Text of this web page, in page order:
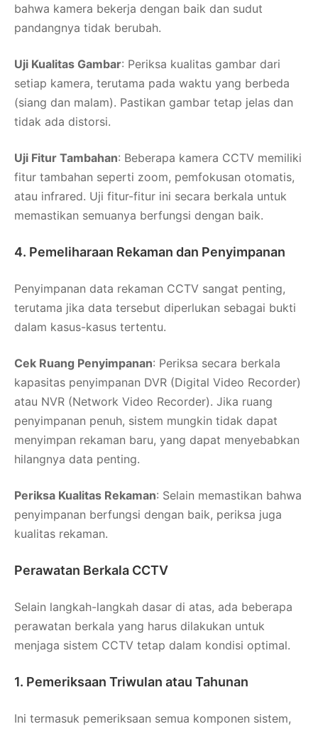
bahwa kamera bekerja dengan baik dan sudut
pandangnya tidak berubah.
Uji Kualitas Gambar: Periksa kualitas gambar dari
setiap kamera, terutama pada waktu yang berbeda
(siang dan malam). Pastikan gambar tetap jelas dan
tidak ada distorsi.
Uji Fitur Tambahan: Beberapa kamera CCTV memiliki
fitur tambahan seperti zoom, pemfokusan otomatis,
atau infrared. Uji fitur-fitur ini secara berkala untuk
memastikan semuanya berfungsi dengan baik.
4. Pemeliharaan Rekaman dan Penyimpanan
Penyimpanan data rekaman CCTV sangat penting,
terutama jika data tersebut diperlukan sebagai bukti
dalam kasus-kasus tertentu.
Cek Ruang Penyimpanan: Periksa secara berkala
kapasitas penyimpanan DVR (Digital Video Recorder)
atau NVR (Network Video Recorder). Jika ruang
penyimpanan penuh, sistem mungkin tidak dapat
menyimpan rekaman baru, yang dapat menyebabkan
hilangnya data penting.
Periksa Kualitas Rekaman: Selain memastikan bahwa
penyimpanan berfungsi dengan baik, periksa juga
kualitas rekaman.
Perawatan Berkala CCTV
Selain langkah-langkah dasar di atas, ada beberapa
perawatan berkala yang harus dilakukan untuk
menjaga sistem CCTV tetap dalam kondisi optimal.
1. Pemeriksaan Triwulan atau Tahunan
Ini termasuk pemeriksaan semua komponen sistem,